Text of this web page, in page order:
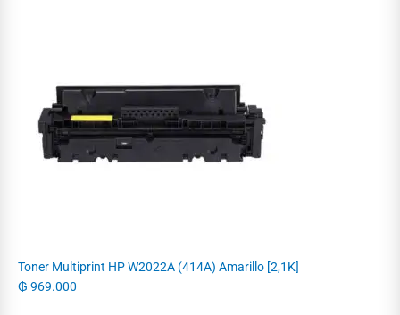
Toner Multiprint HP W2022A (414A) Amarillo [2,1K]
₲ 969.000